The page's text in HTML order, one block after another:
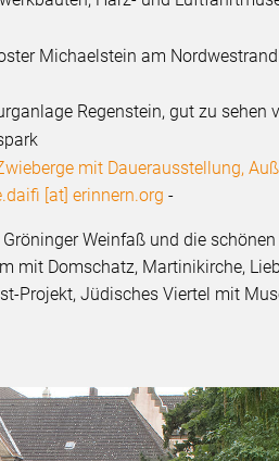
Michaelstein am
Regenstein, gut zu sehen
mit Dauerausstellung,
[at] erinnern.org -
Weinfaß und die schönen
mit Domschatz, Martinikirche,
Projekt, Jüdisches Viertel mit